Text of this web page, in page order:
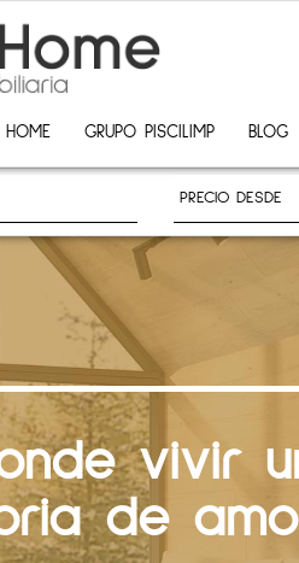
HOME GRUPO PISCILIMP BLOG
vivir
de